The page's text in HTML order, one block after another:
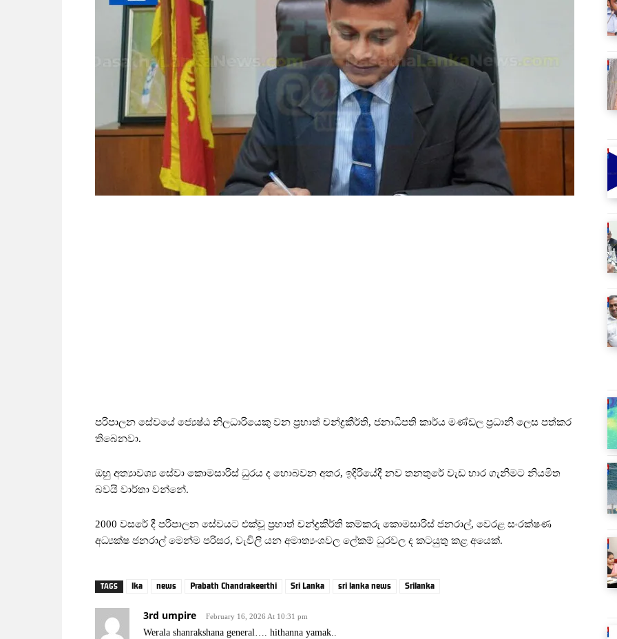
පරිපාලන සේවයේ ජ්‍යෙෂ්ඨ නිලධාරියෙකු වන ප්‍රභාත් චන්ද්‍රකීර්ති, ජනාධිපති කාර්ය මණ්ඩල ප්‍රධානී ලෙස පත්කර
තිබෙනවා.
ඔහු අත්‍යාවශ්‍ය සේවා කොමසාරිස් ධුරය ද හොබවන අතර, ඉදිරියේදී නව තනතුරේ වැඩ භාර ගැනීමට නියමිත
බවයි වාර්තා වන්නේ.
2000 වසරේ දී පරිපාලන සේවයට එක්වූ ප්‍රභාත් චන්ද්‍රකීර්ති කම්කරු කොමසාරිස් ජනරාල්, වෙරළ සංරක්ෂණ
අධ්‍යක්ෂ ජනරාල් මෙන්ම පරිසර, වැවිලි යන අමාත්‍යංශවල ලේකම් ධුරවල ද කටයුතු කළ අයෙක්.
TAGS lka news Prabath Chandrakeerthi Sri Lanka sri lanka news Srilanka
3rd umpire February 16, 2026 At 10:31 pm
Werala shanrakshana general…. hithanna yamak..